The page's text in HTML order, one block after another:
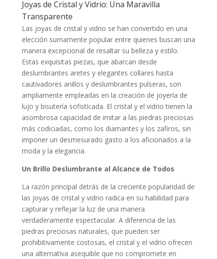
Joyas de Cristal y Vidrio: Una Maravilla
Transparente
Las joyas de cristal y vidrio se han convertido en una
elección sumamente popular entre quienes buscan una
manera excepcional de resaltar su belleza y estilo.
Estas exquisitas piezas, que abarcan desde
deslumbrantes aretes y elegantes collares hasta
cautivadores anillos y deslumbrantes pulseras, son
ampliamente empleadas en la creación de joyería de
lujo y bisutería sofisticada. El cristal y el vidrio tienen la
asombrosa capacidad de imitar a las piedras preciosas
más codiciadas, como los diamantes y los zafiros, sin
imponer un desmesurado gasto a los aficionados a la
moda y la elegancia.
Un Brillo Deslumbrante al Alcance de Todos
La razón principal detrás de la creciente popularidad de
las joyas de cristal y vidrio radica en su habilidad para
capturar y reflejar la luz de una manera
verdaderamente espectacular. A diferencia de las
piedras preciosas naturales, que pueden ser
prohibitivamente costosas, el cristal y el vidrio ofrecen
una alternativa asequible que no compromete en